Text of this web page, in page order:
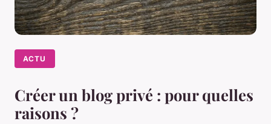
ACTU
Créer un blog privé : pour quelles
raisons ?